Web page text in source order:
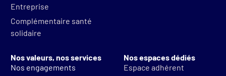
Entreprise
Complémentaire santé
solidaire
Nos valeurs, nos services
Nos engagements
Nos espaces dédiés
Espace adhérent